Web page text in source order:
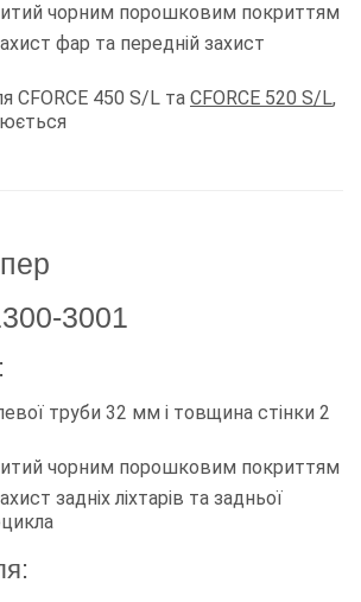
чорним порошковим покриттям
фар та передній захист
CFORCE 450 S/L та CFORCE 520 S/L,
3001
труби 32 мм і товщина стінки 2
чорним порошковим покриттям
задніх ліхтарів та задньої